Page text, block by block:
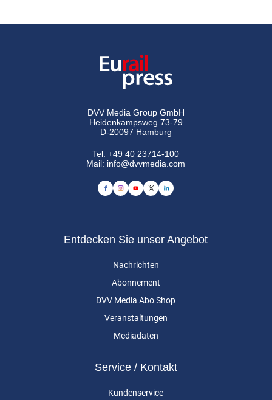
DVV Media Group GmbH
Heidenkampsweg 73-79
D-20097 Hamburg
Tel:+49 40 23714-100
Mail: info@dvvmedia.com
Entdecken Sie unser Angebot
Nachrichten
Abonnement
DVV Media Abo Shop
Veranstaltungen
Mediadaten
Service / Kontakt
Kundenservice